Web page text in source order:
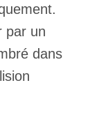
par un
dans